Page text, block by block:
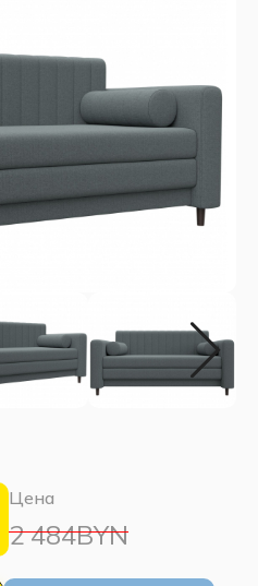
Цена
2 484BYN